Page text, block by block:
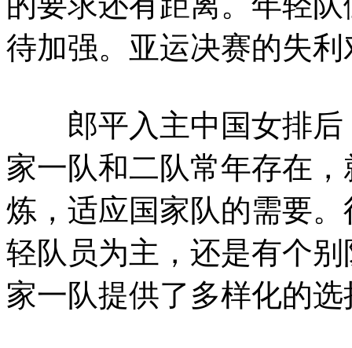
待加强。亚运决赛的失
郎平入主中国女排后
家一队和二队常年存在
炼，适应国家队的需要
轻队员为主，还是有个
家一队提供了多样化的选